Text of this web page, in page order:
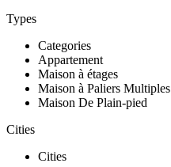
Types
Categories
Appartement
Maison à étages
Maison à Paliers Multiples
Maison De Plain-pied
Cities
Cities